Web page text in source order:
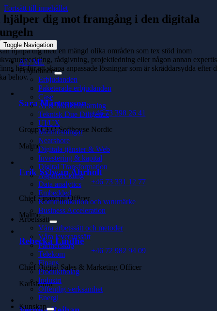
Fortsätt till innehållet
Toggle Navigation
AI / ML
Erbjudande
Erbjudanden
Paketerade erbjudanden
Case
AI & Maskininlärning
Teknisk Due Diligence
UI/UX
Molnlösningar
Nearshore
Digitala tjänster & Web
Investering & kapital
Digital Transformation
Apputveckling
Data analytics
Embedded
Kommunikation och varumärke
Business Acceleration
Arbetssätt
Våra arbetssätt och metoder
Våra leveranssätt
Partnerskap
Telekom
Finans
Produktbolag
Industri
Offentlig verksamhet
Energi
Kunskap
hjälper dig mot framgång i den digitala
hjälpa dig med en mängd olika områden som tex stöd inom
rådgivning, projektledning eller någon annan
här för att skapa anpassade lösningar som är skräddarsydda efter
behov.
Sara Mårtensson
+46 73 398 26 41
Group CEO Softhouse Nordic
Malmö
Erik Sylwan Ahrholt
+46 73 331 12 77
Chief Financial Officer
Malmö
Rebecka Lindhe
+46 72 982 94 09
Chief Digital Sales & Marketing Officer
Karlshamn